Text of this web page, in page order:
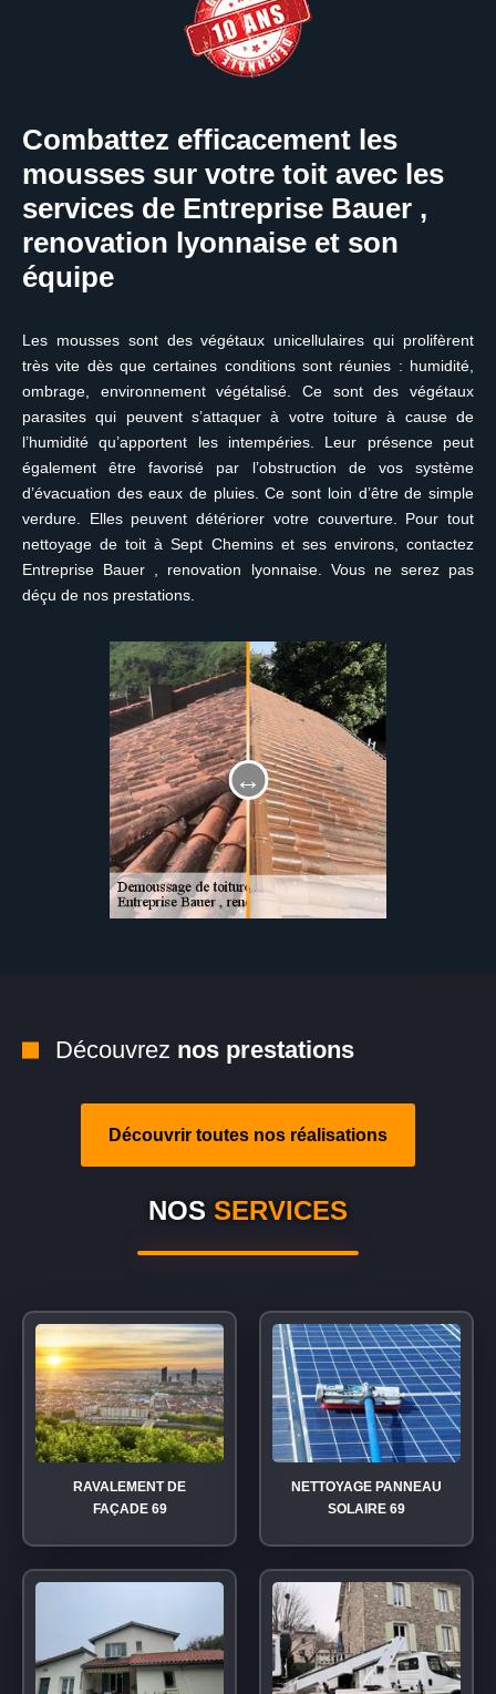
Combattez efficacement les
mousses sur votre toit avec les
services de Entreprise Bauer ,
renovation lyonnaise et son
équipe
Les mousses sont des végétaux unicellulaires qui prolifèrent
très vite dès que certaines conditions sont réunies : humidité,
ombrage, environnement végétalisé. Ce sont des végétaux
parasites qui peuvent s’attaquer à votre toiture à cause de
l’humidité qu’apportent les intempéries. Leur présence peut
également être favorisé par l’obstruction de vos système
d’évacuation des eaux de pluies. Ce sont loin d’être de simple
verdure. Elles peuvent détériorer votre couverture. Pour tout
nettoyage de toit à Sept Chemins et ses environs, contactez
Entreprise Bauer , renovation lyonnaise. Vous ne serez pas
déçu de nos prestations.
Découvrez nos prestations
Découvrir toutes nos réalisations
NOS SERVICES
RAVALEMENT DE
FAÇADE 69
NETTOYAGE PANNEAU
SOLAIRE 69